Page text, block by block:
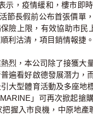
示，疫情緩和，樓市即
節長假前公布首張價單
險上限，有效協助市民
利沽清，項目銷情報捷。
烈，本公司除了接獲大
遍看好啟德發展潛力，
大型體育活動及多座地
」可再次掀起搶
握入市良機，中原地